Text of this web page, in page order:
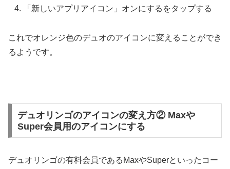
「新しいアプリアイコン」オンにするをタップする
これでオレンジ色のデュオのアイコンに変えることができ
るようです。
デュオリンゴのアイコンの変え方② Maxや
Super会員用のアイコンにする
デュオリンゴの有料会員であるMaxやSuperといったコー